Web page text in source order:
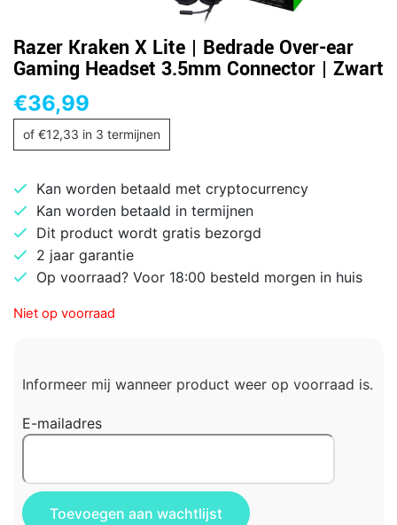
Razer Kraken X Lite | Bedrade Over-ear
Gaming Headset 3.5mm Connector | Zwart
€36,99
of €12,33 in 3 termijnen
Kan worden betaald met cryptocurrency
Kan worden betaald in termijnen
Dit product wordt gratis bezorgd
2 jaar garantie
Op voorraad? Voor 18:00 besteld morgen in huis
Niet op voorraad
Informeer mij wanneer product weer op voorraad is.
E-mailadres